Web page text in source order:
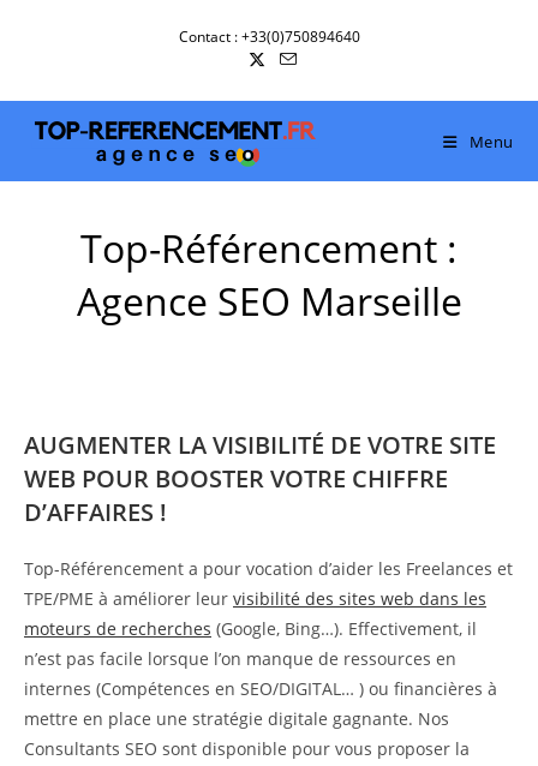
Contact : +33(0)750894640
Menu
Top-Référencement :
Agence SEO Marseille
AUGMENTER LA VISIBILITÉ DE VOTRE SITE
WEB POUR BOOSTER VOTRE CHIFFRE
D’AFFAIRES !
Top-Référencement a pour vocation d’aider les Freelances et
TPE/PME à améliorer leur visibilité des sites web dans les
moteurs de recherches (Google, Bing…). Effectivement, il
n’est pas facile lorsque l’on manque de ressources en
internes (Compétences en SEO/DIGITAL… ) ou financières à
mettre en place une stratégie digitale gagnante. Nos
Consultants SEO sont disponible pour vous proposer la